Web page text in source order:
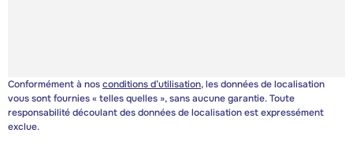
Conformément à nosconditions d’utilisation, les données de localisation
vous sont fournies « telles quelles », sans aucune garantie. Toute
responsabilité découlant des données de localisation est expressément
exclue.